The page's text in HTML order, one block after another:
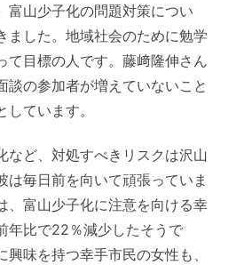
富山少子化の問題対策につい
ました。地域社会のために勉学
て目標の人です。藤﨑隆伸さん
談の参加者が増えていないこと
ています。
など、対処すべきリスクは沢山
は毎日前を向いて頑張っていま
、富山少子化に注意を向ける幸
年比で22％減少したそうで
味を持つ幸手市民の女性も、